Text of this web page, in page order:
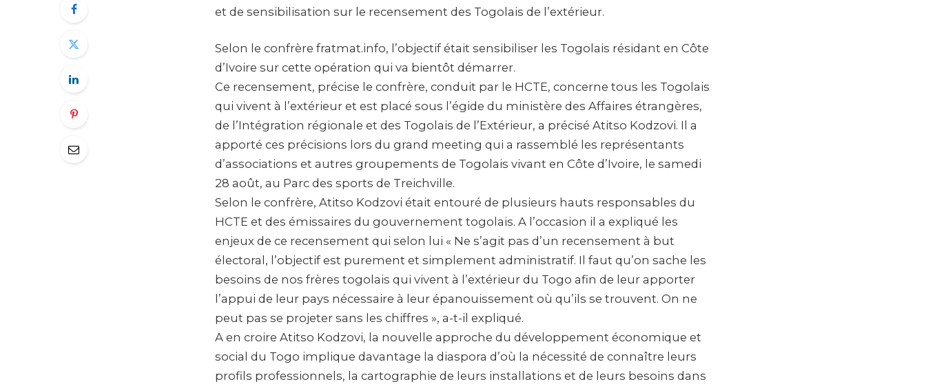
et de sensibilisation sur le recensement des Togolais de l’extérieur.
Selon le confrère fratmat.info, l’objectif était sensibiliser les Togolais résidant en Côte
d’Ivoire sur cette opération qui va bientôt démarrer.
Ce recensement, précise le confrère, conduit par le HCTE, concerne tous les Togolais
qui vivent à l’extérieur et est placé sous l’égide du ministère des Affaires étrangères,
de l’Intégration régionale et des Togolais de l’Extérieur, a précisé Atitso Kodzovi. Il a
apporté ces précisions lors du grand meeting qui a rassemblé les représentants
d’associations et autres groupements de Togolais vivant en Côte d’Ivoire, le samedi
28 août, au Parc des sports de Treichville.
Selon le confrère, Atitso Kodzovi était entouré de plusieurs hauts responsables du
HCTE et des émissaires du gouvernement togolais. A l’occasion il a expliqué les
enjeux de ce recensement qui selon lui « Ne s’agit pas d’un recensement à but
électoral, l’objectif est purement et simplement administratif. Il faut qu’on sache les
besoins de nos frères togolais qui vivent à l’extérieur du Togo afin de leur apporter
l’appui de leur pays nécessaire à leur épanouissement où qu’ils se trouvent. On ne
peut pas se projeter sans les chiffres », a-t-il expliqué.
A en croire Atitso Kodzovi, la nouvelle approche du développement économique et
social du Togo implique davantage la diaspora d’où la nécessité de connaître leurs
profils professionnels, la cartographie de leurs installations et de leurs besoins dans